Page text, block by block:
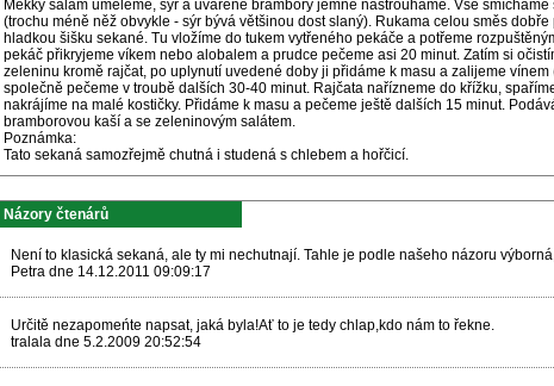
Měkký salám umeleme, sýr a uvařené brambory jemně nastrouháme. Vše
(trochu méně něž obvykle - sýr bývá většinou dost slaný). Rukama celou směs
hladkou šišku sekané. Tu vložíme do tukem vytřeného pekáče a potřeme
pekáč přikryjeme víkem nebo alobalem a prudce pečeme asi 20 minut. Zatím si
zeleninu kromě rajčat, po uplynutí uvedené doby ji přidáme k masu a zalijeme
společně pečeme v troubě dalších 30-40 minut. Rajčata nařízneme do křížku,
nakrájíme na malé kostičky. Přidáme k masu a pečeme ještě dalších 15 minut.
bramborovou kaší a se zeleninovým salátem.
Poznámka:
Tato sekaná samozřejmě chutná i studená s chlebem a hořčicí.
Názory čtenárů
Není to klasická sekaná, ale ty mi nechutnají. Tahle je podle našeho názoru
Petra dne 14.12.2011 09:09:17
Určitě nezapomeńte napsat, jaká byla!Ať to je tedy chlap,kdo nám to řekne.
tralala dne 5.2.2009 20:52:54